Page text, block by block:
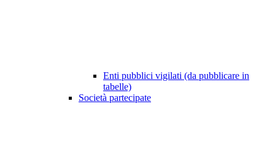
Enti pubblici vigilati (da pubblicare in
tabelle)
Società partecipate